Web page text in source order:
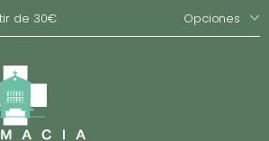
de 30€ Opciones